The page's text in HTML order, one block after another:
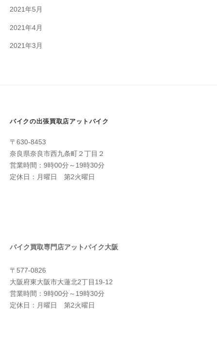
2021年5月
2021年4月
2021年3月
バイクの出張買取店アットバイク
〒630-8453
奈良県奈良市西九条町２丁目２
営業時間：9時00分～19時30分
定休日：月曜日 第2火曜日
バイク買取専門店アットバイク大阪
〒577-0826
大阪府東大阪市大蓮北2丁目19-12
営業時間：9時00分～19時30分
定休日：月曜日 第2火曜日